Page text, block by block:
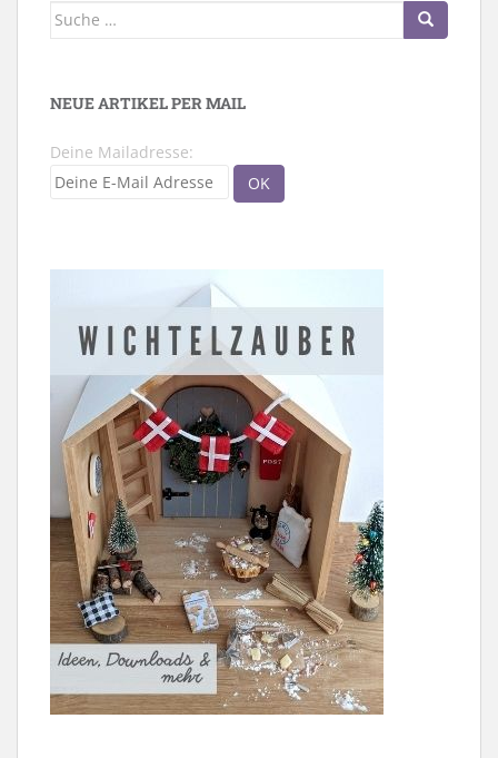
Suche
NEUE ARTIKEL PER MAIL
Deine Mailadresse: